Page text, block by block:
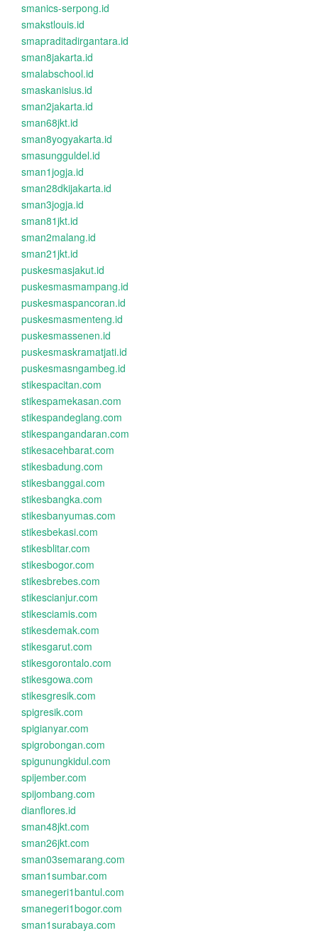
smanics-serpong.id
smakstlouis.id
smapraditadirgantara.id
sman8jakarta.id
smalabschool.id
smaskanisius.id
sman2jakarta.id
sman68jkt.id
sman8yogyakarta.id
smasungguldel.id
sman1jogja.id
sman28dkijakarta.id
sman3jogja.id
sman81jkt.id
sman2malang.id
sman21jkt.id
puskesmasjakut.id
puskesmasmampang.id
puskesmaspancoran.id
puskesmasmenteng.id
puskesmassenen.id
puskesmaskramatjati.id
puskesmasngambeg.id
stikespacitan.com
stikespamekasan.com
stikespandeglang.com
stikespangandaran.com
stikesacehbarat.com
stikesbadung.com
stikesbanggai.com
stikesbangka.com
stikesbanyumas.com
stikesbekasi.com
stikesblitar.com
stikesbogor.com
stikesbrebes.com
stikescianjur.com
stikesciamis.com
stikesdemak.com
stikesgarut.com
stikesgorontalo.com
stikesgowa.com
stikesgresik.com
spigresik.com
spigianyar.com
spigrobongan.com
spigunungkidul.com
spijember.com
spijombang.com
dianflores.id
sman48jkt.com
sman26jkt.com
sman03semarang.com
sman1sumbar.com
smanegeri1bantul.com
smanegeri1bogor.com
sman1surabaya.com